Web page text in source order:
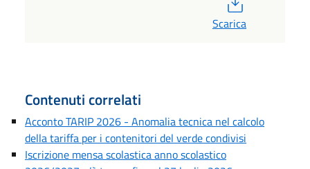
Scarica
Contenuti correlati
Acconto TARIP 2026 - Anomalia tecnica nel calcolo
della tariffa per i contenitori del verde condivisi
Iscrizione mensa scolastica anno scolastico